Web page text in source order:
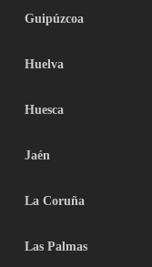
Guipúzcoa
Huelva
Huesca
Jaén
La Coruña
Las Palmas